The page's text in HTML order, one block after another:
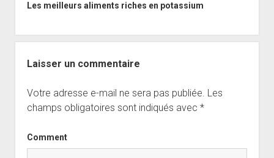
Les meilleurs aliments riches en potassium
Laisser un commentaire
Votre adresse e-mail ne sera pas publiée. Les
champs obligatoires sont indiqués avec *
Comment